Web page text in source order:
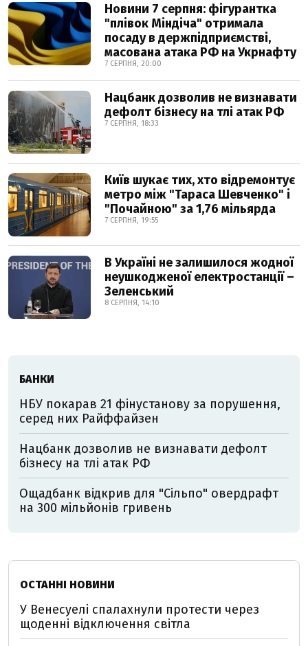
Новини 7 серпня: фігурантка
"плівок Міндіча" отримала
посаду в держпідприємстві,
масована атака РФ на Укрнафту
7 СЕРПНЯ, 20:00
Нацбанк дозволив не визнавати
дефолт бізнесу на тлі атак РФ
7 СЕРПНЯ, 18:33
Київ шукає тих, хто відремонтує
метро між "Тараса Шевченко" і
"Почайною" за 1,76 мільярда
7 СЕРПНЯ, 19:55
В Україні не залишилося жодної
неушкодженої електростанції –
Зеленський
8 СЕРПНЯ, 14:10
БАНКИ
НБУ покарав 21 фінустанову за порушення,
серед них Райффайзен
Нацбанк дозволив не визнавати дефолт
бізнесу на тлі атак РФ
Ощадбанк відкрив для "Сільпо" овердрафт
на 300 мільйонів гривень
ОСТАННІ НОВИНИ
У Венесуелі спалахнули протести через
щоденні відключення світла